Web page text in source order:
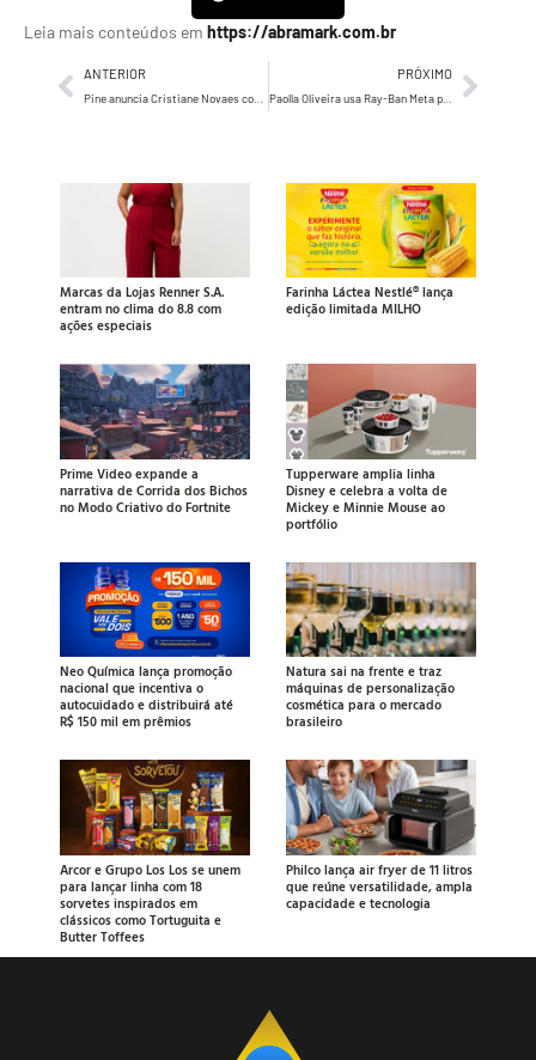
Leia mais conteúdos em https://abramark.com.br
ANTERIOR PRÓXIMO
Paolla Oliveira usa Ray-Ban Meta para registrar encontro inédito com Shakira nos bastidores de Copacabana
Marcas da Lojas Renner S.A.
entram no clima do 8.8 com
ações especiais
Farinha Láctea Nestlé® lança
edição limitada MILHO
Prime Video expande a
narrativa de Corrida dos Bichos
no Modo Criativo do Fortnite
Tupperware amplia linha
Disney e celebra a volta de
Mickey e Minnie Mouse ao
portfólio
Neo Química lança promoção
nacional que incentiva o
autocuidado e distribuirá até
R$ 150 mil em prêmios
Natura sai na frente e traz
máquinas de personalização
cosmética para o mercado
brasileiro
Arcor e Grupo Los Los se unem
para lançar linha com 18
sorvetes inspirados em
clássicos como Tortuguita e
Butter Toffees
Philco lança air fryer de 11 litros
que reúne versatilidade, ampla
capacidade e tecnologia